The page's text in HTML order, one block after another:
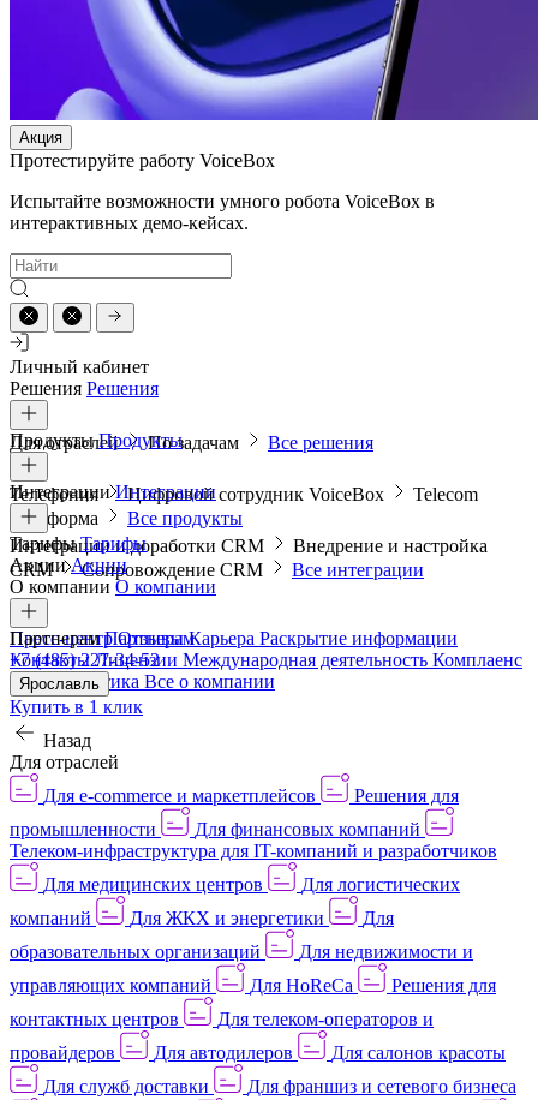
Акция
Протестируйте работу VoiceBox
Испытайте возможности умного робота VoiceBox в
интерактивных демо-кейсах.
Личный кабинет
Решения Решения
Для отраслей По задачам Все решения
ПродуктыПродукты
Телефония Цифровой сотрудник VoiceBox
Telecom
платформа
Все продукты
ИнтеграцииИнтеграции
Интеграции и доработки CRM
Внедрение и настройка
CRM
Сопровождение CRM Все интеграции
ТарифыТарифы
АкцииАкции
О компании О компании
Пресс-центрОтзывыКарьера Раскрытие информации
КонтактыЛицензии Международная деятельность Комплаенс
и деловая этика Все о компании
ПартнерамПартнерам
+7 (485) 227-34-52
Ярославль
Купить в 1 клик
Назад
Для отраслей
Для e-commerce и маркетплейсов
Решения для
промышленности
Для финансовых компаний
Телеком-инфраструктура для IT-компаний и разработчиков
Для медицинских центров
Для логистических
компаний
Для ЖКХ и энергетики
Для
образовательных организаций
Для недвижимости и
управляющих компаний
Для HoReCa
Решения для
контактных центров
Для телеком-операторов и
провайдеров
Для автодилеров
Для салонов красоты
Для служб доставки
Для франшиз и сетевого бизнеса